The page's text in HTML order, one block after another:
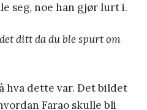
seg, noe han gjør lurt i.
ditt da du ble spurt om
hva dette var. Det bildet
Farao skulle bli